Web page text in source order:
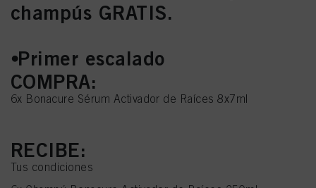
champús GRATIS.
⦁Primer escalado
COMPRA:
6x Bonacure Sérum Activador de Raíces 8x7ml
RECIBE:
Tus condiciones